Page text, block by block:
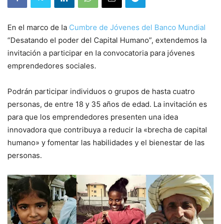
En el marco de la Cumbre de Jóvenes del Banco Mundial
“Desatando el poder del Capital Humano”, extendemos la
invitación a participar en la convocatoria para jóvenes
emprendedores sociales.
Podrán participar individuos o grupos de hasta cuatro
personas, de entre 18 y 35 años de edad. La invitación es
para que los emprendedores presenten una idea
innovadora que contribuya a reducir la «brecha de capital
humano» y fomentar las habilidades y el bienestar de las
personas.